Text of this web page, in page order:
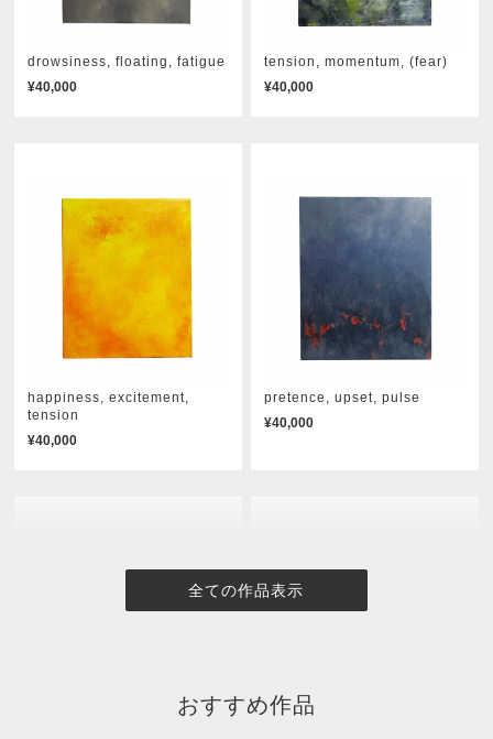
全ての作品表示
drowsiness, floating, fatigue
¥40,000
tension, momentum, (fear)
¥40,000
happiness, excitement,
tension
¥40,000
pretence, upset, pulse
¥40,000
おすすめ作品